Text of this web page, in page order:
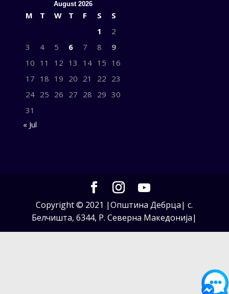
August 2026
M T W T F S
S
1
2
3
4 5 6 7 8
9
10 11 12 13 14 15 16
17 18 19 20 21 22 23
24 25 26 27 28 29 30
31
« Jul
Copyright © 2021 |Општина Дебрца| с.
Белчишта, 6344, Р. Северна Македонија|